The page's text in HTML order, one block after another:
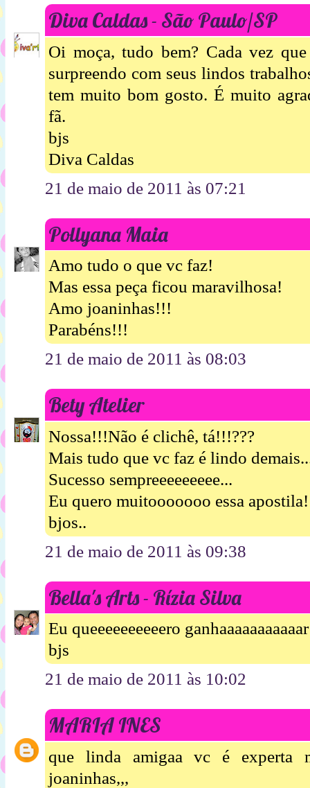
Diva Caldas - São Paulo/SP
Oi moça, tudo bem? Cada vez
surpreendo com seus lindos
tem muito bom gosto. É muito
fã.
bjs
Diva Caldas
21 de maio de 2011 às 07:21
Pollyana Maia
Amo tudo o que vc faz!
Mas essa peça ficou maravilhosa!
Amo joaninhas!!!
Parabéns!!!
21 de maio de 2011 às 08:03
Bety Atelier
Nossa!!!Não é clichê, tá!!!???
Mais tudo que vc faz é lindo
Sucesso sempreeeeeeeee...
Eu quero muitooooooo essa
bjos..
21 de maio de 2011 às 09:38
Bella's Arts - Rízia Silva
Eu queeeeeeeeeero
bjs
21 de maio de 2011 às 10:02
MARIA INES
que linda amigaa vc é experta
joaninhas,,,